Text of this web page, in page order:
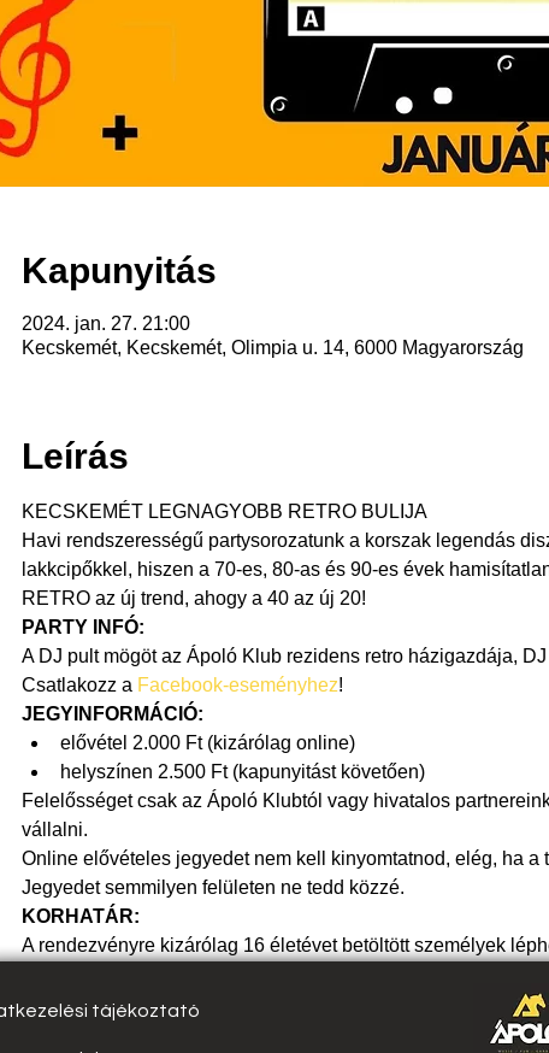
Kapunyitás
2024. jan. 27. 21:00
Kecskemét, Kecskemét, Olimpia u. 14, 6000 Magyarország
Leírás
KECSKEMÉT LEGNAGYOBB RETRO BULIJA
Havi rendszerességű partysorozatunk a korszak legendás
lakkcipőkkel, hiszen a 70-es, 80-as és 90-es évek
RETRO az új trend, ahogy a 40 az új 20!
PARTY INFÓ:
A DJ pult mögöt az Ápoló Klub rezidens retro házigazdája,
Csatlakozz a Facebook-eseményhez!
JEGYINFORMÁCIÓ:
elővétel 2.000 Ft (kizárólag online)
helyszínen 2.500 Ft (kapunyitást követően)
Felelősséget csak az Ápoló Klubtól vagy hivatalos
vállalni.
Online elővételes jegyedet nem kell kinyomtatnod, elég, ha a
Jegyedet semmilyen felületen ne tedd közzé.
KORHATÁR:
A rendezvényre kizárólag 16 életévet betöltött személyek
tájékoztató